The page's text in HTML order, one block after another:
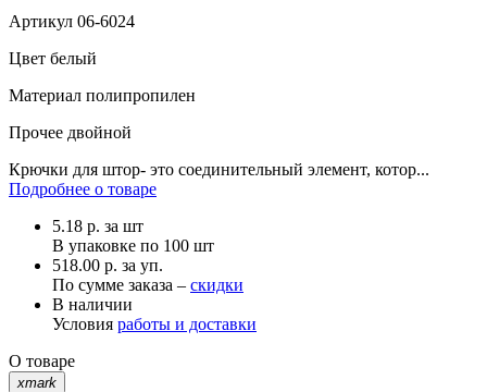
Артикул 06-6024
Цвет белый
Материал полипропилен
Прочее двойной
Крючки для штор- это соединительный элемент, котор...
Подробнее о товаре
5.18 р. за шт
В упаковке по 100 шт
518.00 р. за уп.
По сумме заказа – скидки
В наличии
Условия работы и доставки
О товаре
xmark